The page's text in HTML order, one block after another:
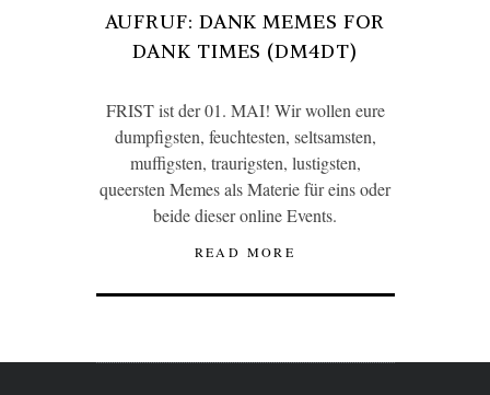
AUFRUF: DANK MEMES FOR
DANK TIMES (DM4DT)
FRIST ist der 01. MAI! Wir wollen eure
dumpfigsten, feuchtesten, seltsamsten,
muffigsten, traurigsten, lustigsten,
queersten Memes als Materie für eins oder
beide dieser online Events.
READ MORE